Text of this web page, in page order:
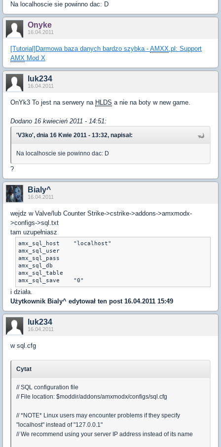
Na localhoscie sie powinno dac: D
Onyke
16.04.2011
[Tutorial]Darmowa baza danych bardzo szybka - AMXX.pl: Support
AMX Mod X
luk234
16.04.2011
OnYk3 To jest na serwery na HLDS a nie na boty w new game.
Dodano 16 kwiecień 2011 - 14:51:
'V3ko', dnia 16 Kwie 2011 - 13:32, napisał:
Na localhoscie sie powinno dac: D
?
Bialy^
16.04.2011
wejdz w Valve/lub Counter Strike->cstrike->addons->amxmodx-
>configs->sql.txt
tam uzupełniasz
amx_sql_host	"localhost"
amx_sql_user
amx_sql_pass
amx_sql_db
amx_sql_table
i działa.
Użytkownik Bialy^ edytował ten post 16.04.2011 15:49
luk234
16.04.2011
w sql.cfg
Cytat
// SQL configuration file
// File location: $moddir/addons/amxmodx/configs/sql.cfg
// *NOTE* Linux users may encounter problems if they specify
"localhost" instead of "127.0.0.1"
// We recommend using your server IP address instead of its name